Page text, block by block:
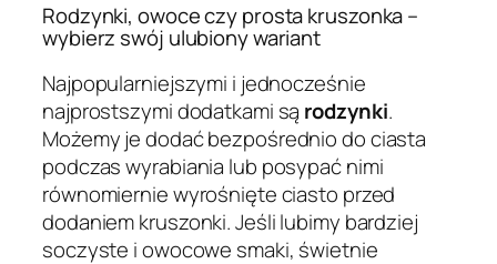
Rodzynki, owoce czy prosta kruszonka –
wybierz swój ulubiony wariant
Najpopularniejszymi i jednocześnie
najprostszymi dodatkami są rodzynki.
Możemy je dodać bezpośrednio do ciasta
podczas wyrabiania lub posypać nimi
równomiernie wyrośnięte ciasto przed
dodaniem kruszonki. Jeśli lubimy bardziej
soczyste i owocowe smaki, świetnie